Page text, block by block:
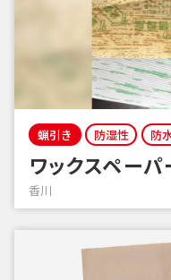
蝋引き 防湿性 防
ワックスペーパ
香川